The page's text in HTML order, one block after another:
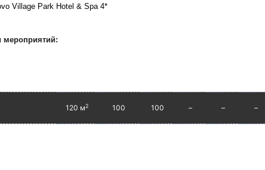
Village Park Hotel & Spa 4*
мероприятий:
120 м2 100 100 – – –